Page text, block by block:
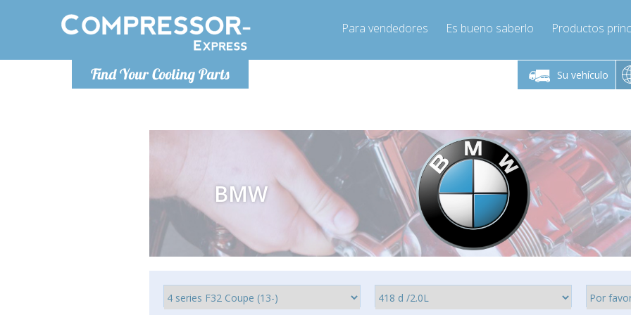
Find Your Cooling Parts
Para vendedores Es bueno saberlo Productos
Su vehículo
De lunes a viernes de 9:00 a De lunes a viernes de 9:00 a
16:00
Info@compressor-express.es
De lunes a
BMW